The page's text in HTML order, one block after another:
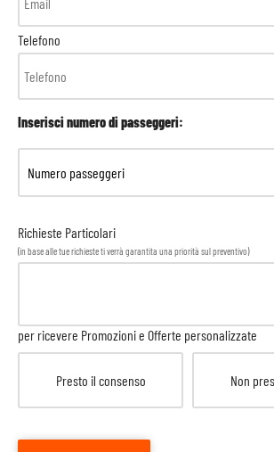
Telefono
Inserisci numero di passeggeri:
Richieste Particolari
(in base alle tue richieste ti verrà garantita una priorità sul preventivo)
per ricevere Promozioni e Offerte personalizzate
Presto il consenso Non